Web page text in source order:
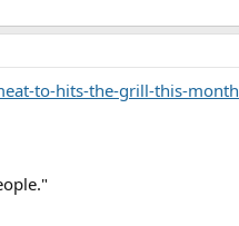
to-hits-the-grill-this-month